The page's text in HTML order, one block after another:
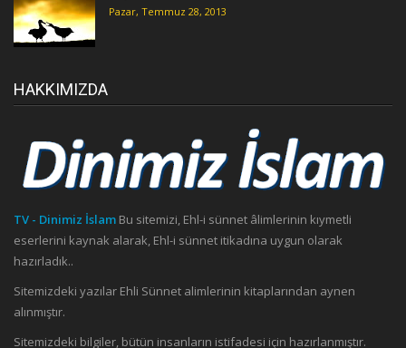
Pazar, Temmuz 28, 2013
HAKKIMIZDA
TV - Dinimiz İslam Bu sitemizi, Ehl-i sünnet âlimlerinin kıymetli
eserlerini kaynak alarak, Ehl-i sünnet itikadına uygun olarak
hazırladık..
Sitemizdeki yazılar Ehli Sünnet alimlerinin kitaplarından aynen
alınmıştır.
Sitemizdeki bilgiler, bütün insanların istifadesi için hazırlanmıştır.